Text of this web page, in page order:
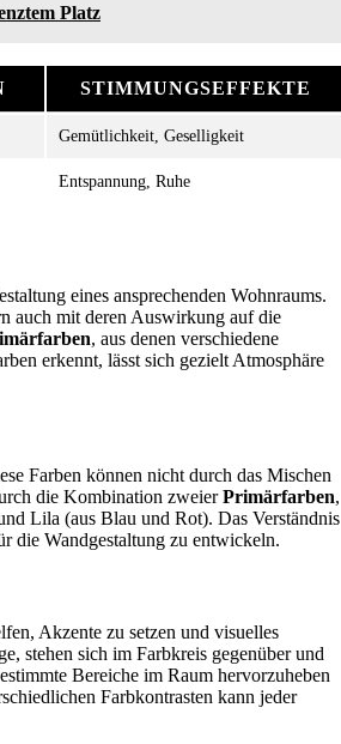
Platz
STIMMUNGSEFFEKTE
Gemütlichkeit, Geselligkeit
Entspannung, Ruhe
eines ansprechenden Wohnraums.
auch mit deren Auswirkung auf die
, aus denen verschiedene
erkennt, lässt sich gezielt Atmosphäre
Farben können nicht durch das Mischen
die Kombination zweierPrimärfarben,
Lila (aus Blau und Rot). Das Verständnis
die Wandgestaltung zu entwickeln.
Akzente zu setzen und visuelles
stehen sich im Farbkreis gegenüber und
Bereiche im Raum hervorzuheben
Farbkontrasten kann jeder